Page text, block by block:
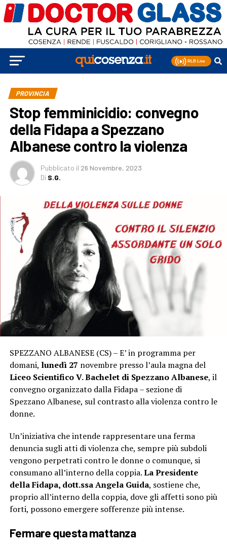
PROVINCIA
Stop femminicidio: convegno
della Fidapa a Spezzano
Albanese contro la violenza
Pubblicato il 26 Novembre, 2023
Di S.G.
SPEZZANO ALBANESE (CS) – E’ in programma per
domani, lunedì 27 novembre presso l’aula magna del
Liceo Scientifico V. Bachelet di Spezzano Albanese, il
convegno organizzato dalla Fidapa – sezione di
Spezzano Albanese, sul contrasto alla violenza contro le
donne.
Un’iniziativa che intende rappresentare una ferma
denuncia sugli atti di violenza che, sempre più subdoli
vengono perpetrati contro le donne o comunque, si
consumano all’interno della coppia.La Presidente
della Fidapa, dott.ssa Angela Guida, sostiene che,
proprio all’interno della coppia, dove gli affetti sono più
forti, possono emergere sofferenze più intense.
Fermare questa mattanza